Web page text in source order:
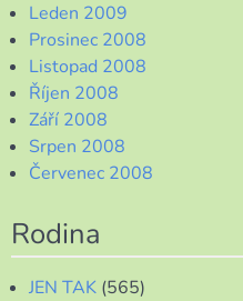
Leden 2009
Prosinec 2008
Listopad 2008
Říjen 2008
Září 2008
Srpen 2008
Červenec 2008
Rodina
JEN TAK (565)